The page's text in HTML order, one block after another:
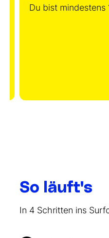
Du bist mindestens
So läuft's
In 4 Schritten ins